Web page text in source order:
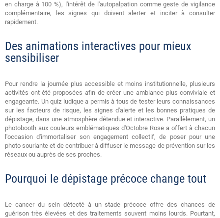
en charge à 100 %), l'intérêt de l'autopalpation comme geste de vigilance
complémentaire, les signes qui doivent alerter et inciter à consulter
rapidement.
Des animations interactives pour mieux
sensibiliser
Pour rendre la journée plus accessible et moins institutionnelle, plusieurs
activités ont été proposées afin de créer une ambiance plus conviviale et
engageante. Un quiz ludique a permis à tous de tester leurs connaissances
sur les facteurs de risque, les signes d'alerte et les bonnes pratiques de
dépistage, dans une atmosphère détendue et interactive. Parallèlement, un
photobooth aux couleurs emblématiques d'Octobre Rose a offert à chacun
l'occasion d'immortaliser son engagement collectif, de poser pour une
photo souriante et de contribuer à diffuser le message de prévention sur les
réseaux ou auprès de ses proches.
Pourquoi le dépistage précoce change tout
Le cancer du sein détecté à un stade précoce offre des chances de
guérison très élevées et des traitements souvent moins lourds. Pourtant,